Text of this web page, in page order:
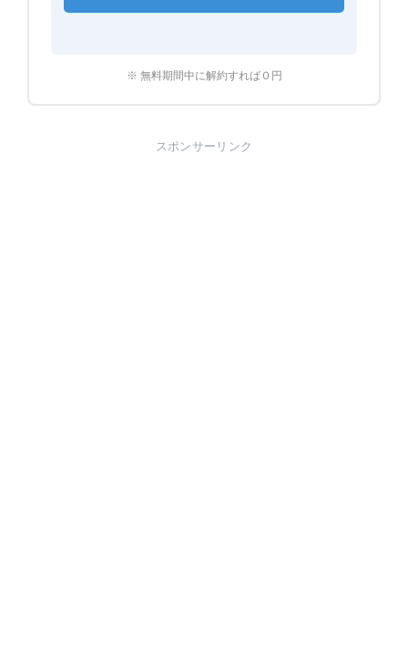
※ 無料期間中に解約すれば０円
スポンサーリンク